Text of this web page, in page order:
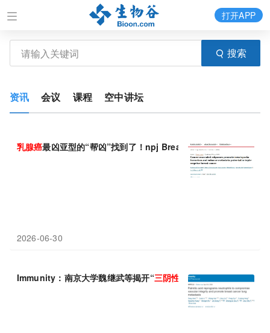
搜索
打开APP
资讯 会议 课程 空中讲坛
乳腺癌最凶亚型的“帮凶”找到了！npj Breast Cancer揭秘三阴性
2026-06-30
Immunity：南京大学魏继武等揭开“三阴性 乳腺癌”肺转移新机制